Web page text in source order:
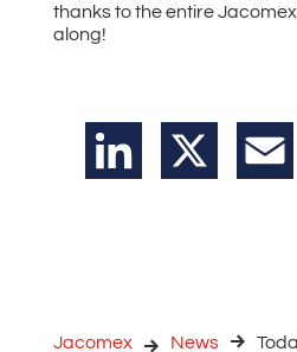
thanks to the entire
along!
LinkedIn
Jacomex News